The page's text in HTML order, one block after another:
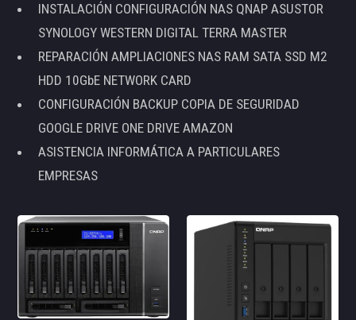
INSTALACIÓN CONFIGURACIÓN NAS QNAP ASUSTOR
SYNOLOGY WESTERN DIGITAL TERRA MASTER
REPARACIÓN AMPLIACIONES NAS RAM SATA SSD M2
HDD 10GbE NETWORK CARD
CONFIGURACIÓN BACKUP COPIA DE SEGURIDAD
GOOGLE DRIVE ONE DRIVE AMAZON
ASISTENCIA INFORMÁTICA A PARTICULARES
EMPRESAS